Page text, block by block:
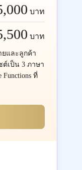
บาท
บาท
ยและลูกค้า
เป็น 3 ภาษา
ที่